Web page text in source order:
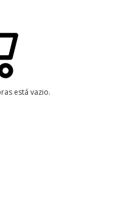
está vazio.